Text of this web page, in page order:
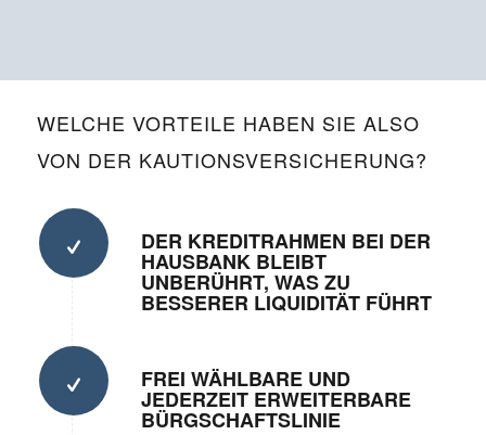
WELCHE VORTEILE HABEN SIE ALSO
VON DER KAUTIONS­VERSICHERUNG?
DER KREDITRAHMEN BEI DER
HAUSBANK BLEIBT
UNBERÜHRT, WAS ZU
BESSERER LIQUIDITÄT FÜHRT
FREI WÄHLBARE UND
JEDERZEIT ERWEITERBARE
BÜRGSCHAFTSLINIE